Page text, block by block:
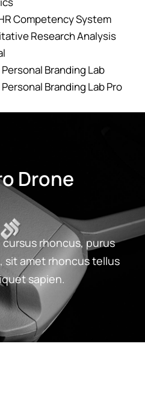
Competency System
Research Analysis
Branding Lab
Branding Lab Pro
Drone
rhoncus, purus
sit amet rhoncus tellus
sapien.